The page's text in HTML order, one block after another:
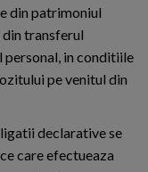
din patrimoniul
transferul
in conditiile
pe venitul din
declarative se
care efectueaza